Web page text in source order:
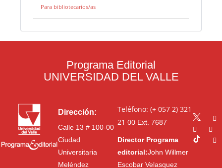
Para bibliotecarios/as
Programa Editorial
UNIVERSIDAD DEL VALLE
Dirección:
Calle 13 # 100-00
Ciudad
Universitaria
Meléndez
Teléfono: (+ 057 2) 321
21 00Ext. 7687
Director Programa
editorial:John Willmer
Escobar Velasquez